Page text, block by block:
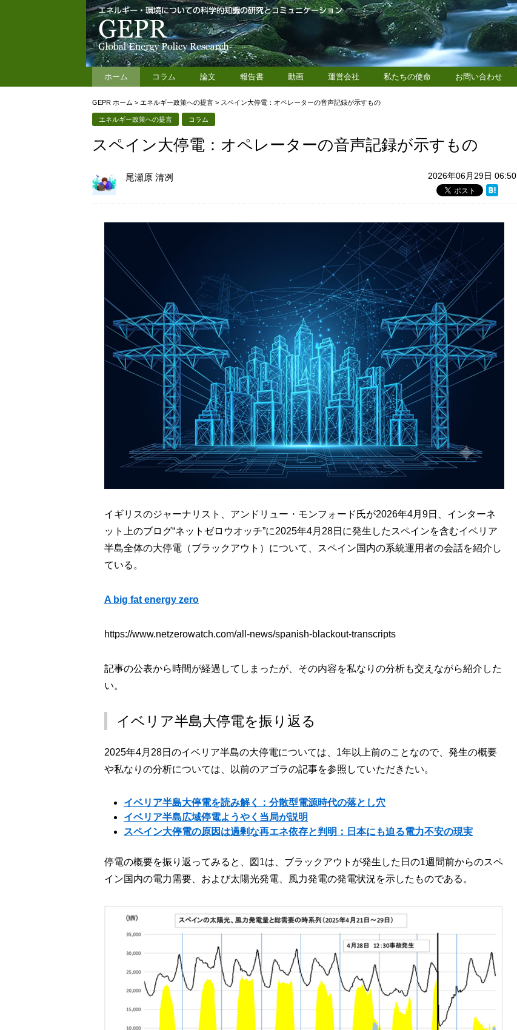
ホーム コラム 論文 報告書 動画 運営会社 私たちの使命 お問い合わせ
GEPR ホーム > エネルギー政策への提言 > スペイン大停電：オペレーターの音声記録が示すもの
エネルギー政策への提言 コラム
スペイン大停電：オペレーターの音声記録が示すもの
2026年06月29日 06:50
尾瀬原 清冽
イギリスのジャーナリスト、アンドリュー・モンフォード氏が2026年4月9日、インターネ
ット上のブログ“ネットゼロウオッチ”に2025年4月28日に発生したスペインを含むイベリア
半島全体の大停電（ブラックアウト）について、スペイン国内の系統運用者の会話を紹介し
ている。
A big fat energy zero
https://www.netzerowatch.com/all-news/spanish-blackout-transcripts
記事の公表から時間が経過してしまったが、その内容を私なりの分析も交えながら紹介した
い。
イベリア半島大停電を振り返る
2025年4月28日のイベリア半島の大停電については、1年以上前のことなので、発生の概要
や私なりの分析については、以前のアゴラの記事を参照していただきたい。
イベリア半島大停電を読み解く：分散型電源時代の落とし穴
イベリア半島広域停電ようやく当局が説明
スペイン大停電の原因は過剰な再エネ依存と判明：日本にも迫る電力不安の現実
停電の概要を振り返ってみると、図1は、ブラックアウトが発生した日の1週間前からのスペ
イン国内の電力需要、および太陽光発電、風力発電の発電状況を示したものである。